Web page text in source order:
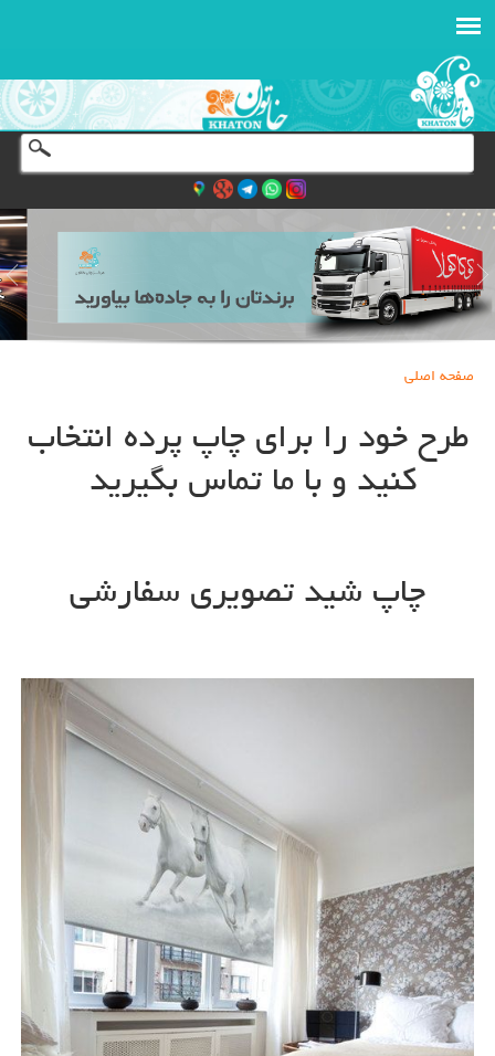
صفحه اصلی
طرح خود را برای چاپ پرده انتخاب
کنید و با ما تماس بگیرید
چاپ شید تصویری سفارشی